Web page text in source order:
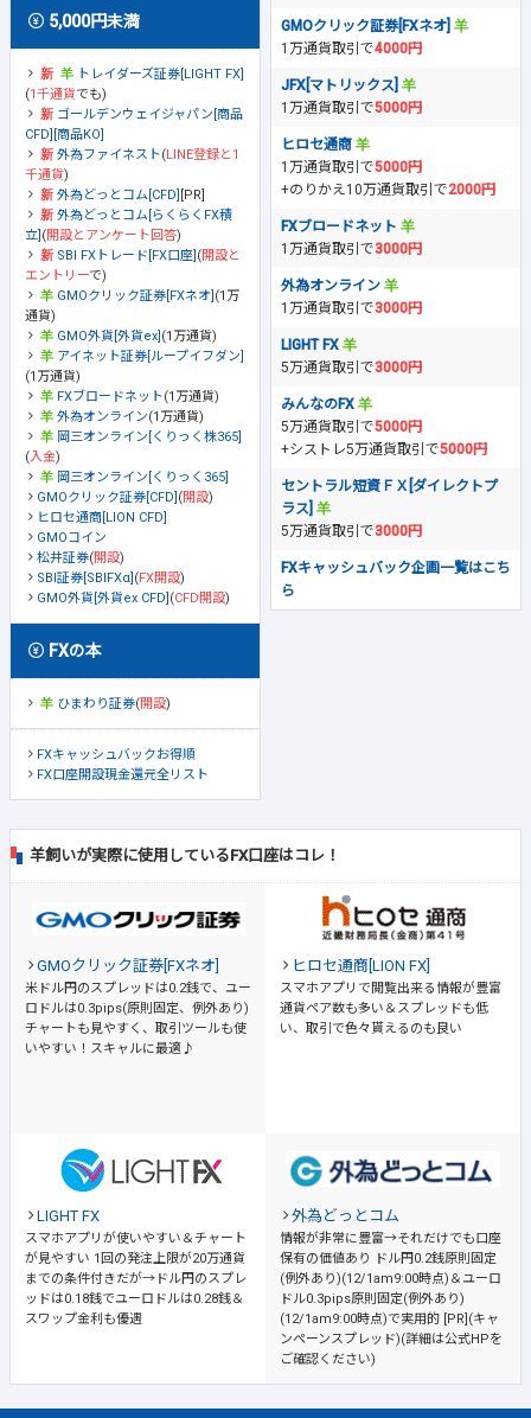
5,000円未満
トレイダーズ証券[LIGHT FX]
(1千通貨でも)
ゴールデンウェイジャパン[商品
CFD][商品KO]
外為ファイネスト(LINE登録と1
千通貨)
外為どっとコム[CFD]
[PR]
外為どっとコム[らくらくFX積
立] (開設とアンケート回答)
SBI FXトレード[FX口座] (開設と
エントリーで)
GMOクリック証券[FXネオ] (1万
通貨)
GMO外貨[外貨ex] (1万通貨)
アイネット証券[ループイフダン]
(1万通貨)
FXブロードネット(1万通貨)
外為オンライン(1万通貨)
岡三オンライン[くりっく株365]
(入金)
岡三オンライン[くりっく365]
GMOクリック証券[CFD] (開設)
ヒロセ通商[LION CFD]
GMOコイン
松井証券(開設)
SBI証券[SBIFXα] (FX開設)
GMO外貨[外貨ex CFD] (CFD開設)
FXの本
ひまわり証券(開設)
FXキャッシュバックお得順
FX口座開設現金還元全リスト
GMOクリック証券[FXネオ]
1万通貨取引で4000円
JFX[マトリックス]
1万通貨取引で5000円
ヒロセ通商
1万通貨取引で5000円
+のりかえ10万通貨取引で2000円
FXブロードネット
1万通貨取引で3000円
外為オンライン
1万通貨取引で3000円
LIGHT FX
5万通貨取引で3000円
みんなのFX
5万通貨取引で5000円
+シストレ5万通貨取引で5000円
セントラル短資ＦＸ[ダイレクトプ
ラス]
5万通貨取引で3000円
FXキャッシュバック企画一覧はこち
ら
羊飼いが実際に使用しているFX口座はコレ！
GMOクリック証券[FXネオ]
米ドル円のスプレッドは0.2銭で、ユー
ロドルは0.3pips(原則固定、例外あり)
チャートも見やすく、取引ツールも使
いやすい！スキャルに最適♪
ヒロセ通商[LION FX]
スマホアプリで閲覧出来る情報が豊富
通貨ペア数も多い＆スプレッドも低
い、取引で色々貰えるのも良い
LIGHT FX
スマホアプリが使いやすい＆チャート
が見やすい 1回の発注上限が20万通貨
までの条件付きだが→ドル円のスプレ
ッドは0.18銭でユーロドルは0.28銭＆
スワップ金利も優遇
外為どっとコム
情報が非常に豊富→それだけでも口座
保有の価値あり
ドル円0.2銭原則固定
(例外あり)(12/1am9:00時点)＆ユーロ
ドル0.3pips原則固定(例外あり)
(12/1am9:00時点)で実用的 [PR](キャ
ンペーンスプレッド)(詳細は公式HPを
ご確認ください)